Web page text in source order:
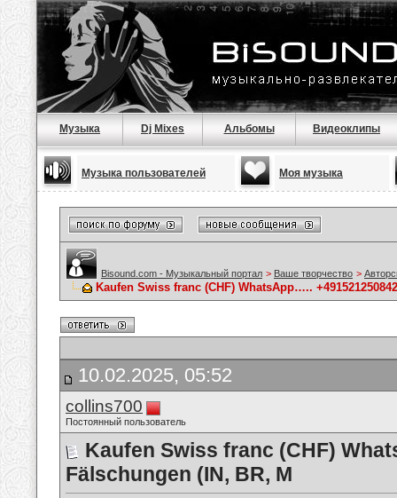
Музыка Dj Mixes Альбомы Видеоклипы
Музыка пользователей Моя музыка
Bisound.com - Музыкальный портал > Ваше творчество >
Kaufen Swiss franc (CHF) WhatsApp…..
10.02.2025, 05:52
collins700
Постоянный пользователь
Kaufen Swiss franc (CHF)
Fälschungen (IN, BR, M